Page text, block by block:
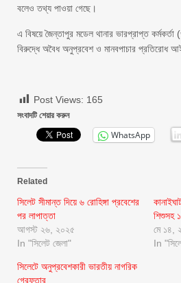
বলেও তথ্য পাওয়া গেছে।
এ বিষয়ে জৈন্তাপুর মডেল থানার ভারপ্রাপ্ত
বিরুদ্ধে অবৈধ অনুপ্রবেশ ও মানবপাচার প্রতিরোধ
Post Views: 165
সংবাদটি শেয়ার করুন
WhatsApp
Related
সিলেট সীমান্ত দিয়ে ৬ রোহিঙ্গা প্রবেশের
পর লাপাত্তা
আগস্ট ২৬, ২০২৫
In "সিলেট জেলা"
শিশুসহ
মে ১৪,
In
সিলেটে অনুপ্রবেশকারী ভারতীয় নাগরিক
গ্রেফতার